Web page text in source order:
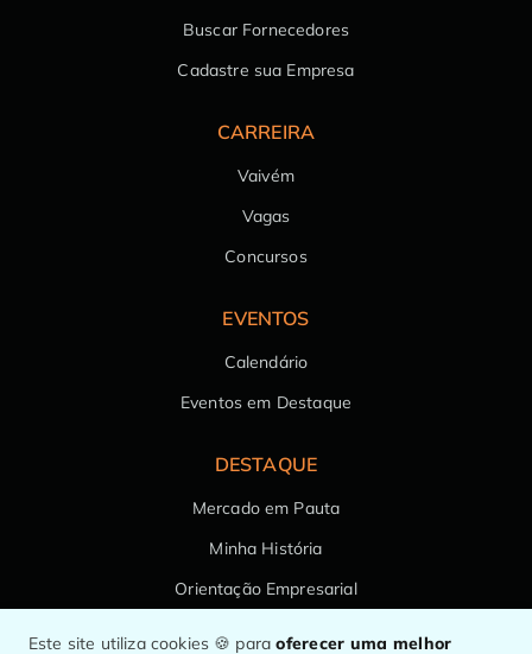
Buscar Fornecedores
Cadastre sua Empresa
CARREIRA
Vaivém
Vagas
Concursos
EVENTOS
Calendário
Eventos em Destaque
DESTAQUE
Mercado em Pauta
Minha História
Orientação Empresarial
Este site utiliza cookies 🍪 paraoferecer uma melhor